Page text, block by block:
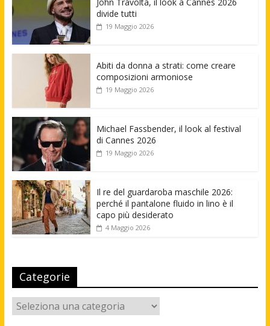
divide tutti
19 Maggio 2026
Abiti da donna a strati: come creare
composizioni armoniose
19 Maggio 2026
Michael Fassbender, il look al festival
di Cannes 2026
19 Maggio 2026
Il re del guardaroba maschile 2026:
perché il pantalone fluido in lino è il
capo più desiderato
4 Maggio 2026
Categorie
Categorie